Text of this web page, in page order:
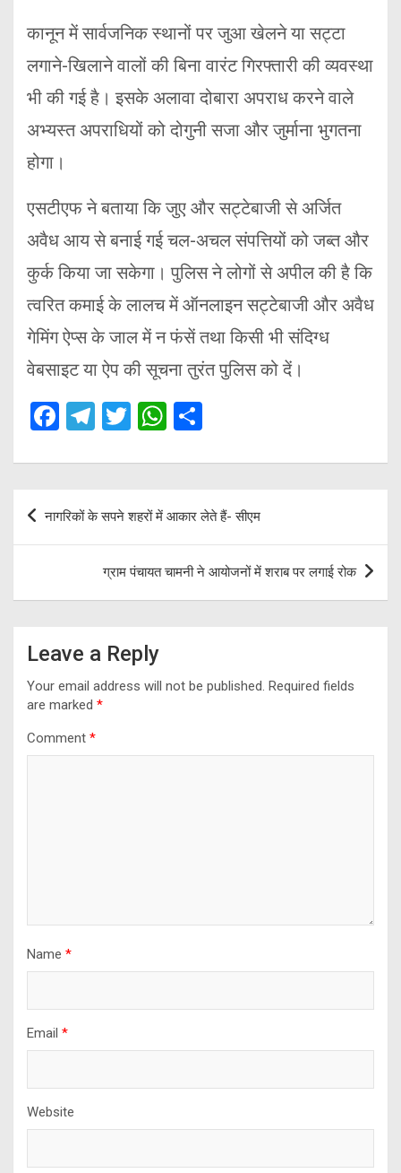
कानून में सार्वजनिक स्थानों पर जुआ खेलने या सट्टा
लगाने-खिलाने वालों की बिना वारंट गिरफ्तारी की व्यवस्था
भी की गई है। इसके अलावा दोबारा अपराध करने वाले
अभ्यस्त अपराधियों को दोगुनी सजा और जुर्माना भुगतना
होगा।
एसटीएफ ने बताया कि जुए और सट्टेबाजी से अर्जित
अवैध आय से बनाई गई चल-अचल संपत्तियों को जब्त और
कुर्क किया जा सकेगा। पुलिस ने लोगों से अपील की है कि
त्वरित कमाई के लालच में ऑनलाइन सट्टेबाजी और अवैध
गेमिंग ऐप्स के जाल में न फंसें तथा किसी भी संदिग्ध
वेबसाइट या ऐप की सूचना तुरंत पुलिस को दें।
F
ce
b
o
T
e
gr
a
m
T
tt
er
W
at
A
p
p
ar
e
Post
navigation
नागरिकों के सपने शहरों में आकार लेते हैं- सीएम
ग्राम पंचायत चामनी ने आयोजनों में शराब पर लगाई रोक
Leave a Reply
Your email address will not be published. Required fields
are marked *
Comment *
Name *
Email *
Website